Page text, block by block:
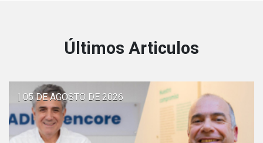
Últimos Articulos
| 05 DE AGOSTO DE 2026